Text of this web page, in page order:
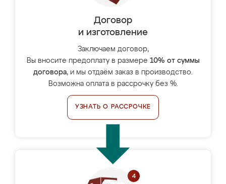
Договор
и изготовление
Заключаем договор,
Вы вносите предоплату в размере 10% от суммы
договора, и мы отдаём заказ в производство.
Возможна оплата в рассрочку без %.
УЗНАТЬ О РАССРОЧКЕ